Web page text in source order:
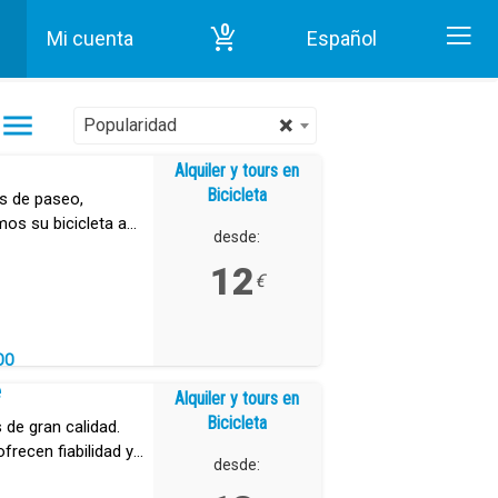
Mi cuenta 0 Español
Alquiler y tours en Bicicleta en Tenerife
×
Popularidad
de paseo,
su bicicleta a
Alquiler y tours en
Bicicleta
desde:
12 €
gran calidad.
fiabilidad y
Alquiler y tours en
Bicicleta
desde: